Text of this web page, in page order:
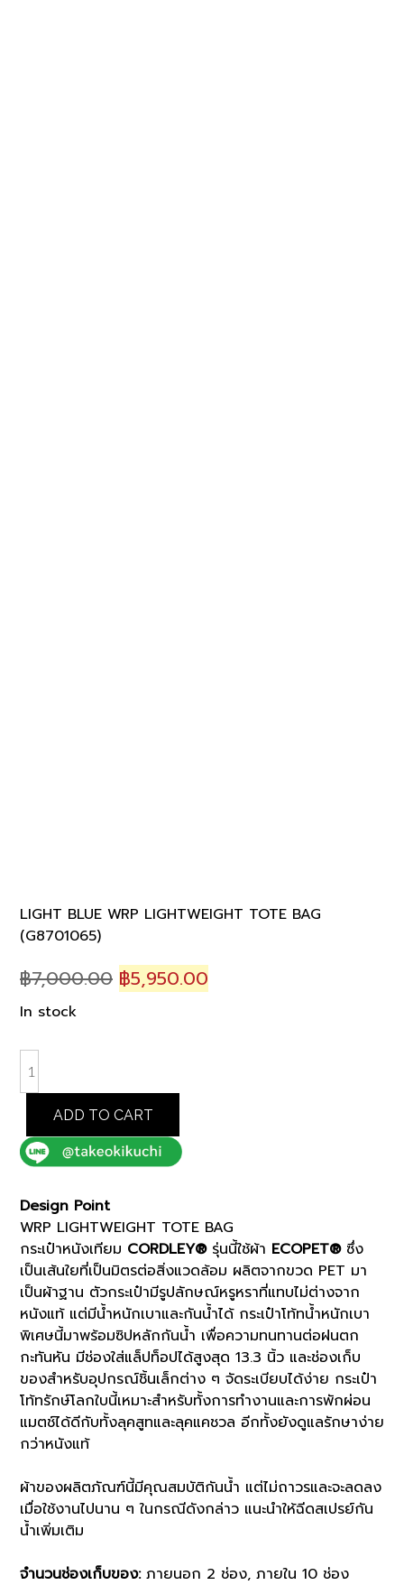
LIGHT BLUE WRP LIGHTWEIGHT TOTE BAG
(G8701065)
฿7,000.00 Original
฿5,950.00
In stock
BLUE
LIGHTWEIGHT
TOTE
BAG
quantity
ADD TO CART
Design Point
WRP LIGHTWEIGHT TOTE BAG
กระเป๋าหนังเทียม CORDLEY®รุ่นนี้ใช้ผ้า ECOPET®ซึ่ง
เป็นเส้นใยที่เป็นมิตรต่อสิ่งแวดล้อม ผลิตจากขวด PET มา
เป็นผ้าฐาน ตัวกระเป๋ามีรูปลักษณ์หรูหราที่แทบไม่ต่างจาก
หนังแท้ แต่มีน้ำหนักเบาและกันน้ำได้ กระเป๋าโท้ทน้ำหนักเบา
พิเศษนี้มาพร้อมซิปหลักกันน้ำ เพื่อความทนทานต่อฝนตก
กะทันหัน มีช่องใส่แล็ปท็อปได้สูงสุด 13.3 นิ้ว และช่องเก็บ
ของสำหรับอุปกรณ์ชิ้นเล็กต่าง ๆ จัดระเบียบได้ง่าย กระเป๋า
โท้ทรักษ์โลกใบนี้เหมาะสำหรับทั้งการทำงานและการพักผ่อน
แมตช์ได้ดีกับทั้งลุคสูทและลุคแคชวล อีกทั้งยังดูแลรักษาง่าย
กว่าหนังแท้
ผ้าของผลิตภัณฑ์นี้มีคุณสมบัติกันน้ำ แต่ไม่ถาวรและจะลดลง
เมื่อใช้งานไปนาน ๆ ในกรณีดังกล่าว แนะนำให้ฉีดสเปรย์กัน
น้ำเพิ่มเติม
จำนวนช่องเก็บของ:ภายนอก 2 ช่อง, ภายใน 10 ช่อง